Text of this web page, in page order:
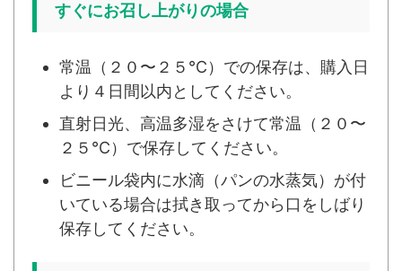
すぐにお召し上がりの場合
常温（２０〜２５℃）での保存は、購入日
より４日間以内としてください。
直射日光、高温多湿をさけて常温（２０〜
２５℃）で保存してください。
ビニール袋内に水滴（パンの水蒸気）が付
いている場合は拭き取ってから口をしばり
保存してください。